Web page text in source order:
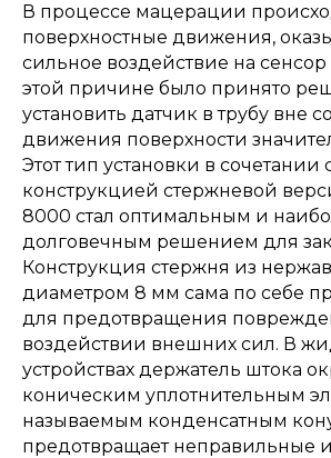
В процессе мацерации
поверхностные движения,
сильное воздействие на сенсор
этой причине было принято
установить датчик в трубу вне
движения поверхности
Этот тип установки в сочетании
конструкцией стержневой
8000 стал оптимальным и
долговечным решением для
Конструкция стержня из
диаметром 8 мм сама по себе
для предотвращения
воздействии внешних сил. В
устройствах держатель штока
коническим уплотнительным
называемым конденсатным
предотвращает неправильные